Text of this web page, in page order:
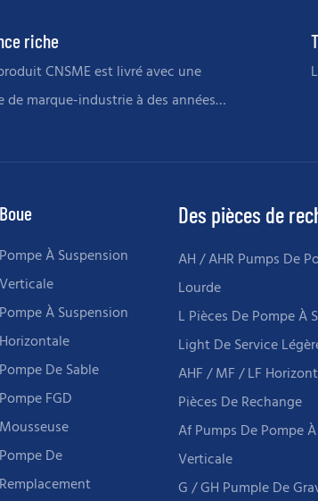
riche
CNSME est livré avec une
de marque-industrie à des années
Boue
Pompe À Suspension
Verticale
Pompe À Suspension
Horizontale
Pompe De Sable
Pompe FGD
Mousseuse
Pompe De
Remplacement
Des pièces de
AH / AHR Pumps De
Lourde
L Pièces De Pompe À
Light De Service
AHF / MF / LF
Pièces De Rechange
Af Pumps De Pompe
Verticale
G / GH Pumple De